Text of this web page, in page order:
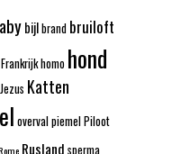
bijlbrand bruiloft
Frankrijkhomo hond
Jezus Katten
overvalpiemelPiloot
Rusland sperma